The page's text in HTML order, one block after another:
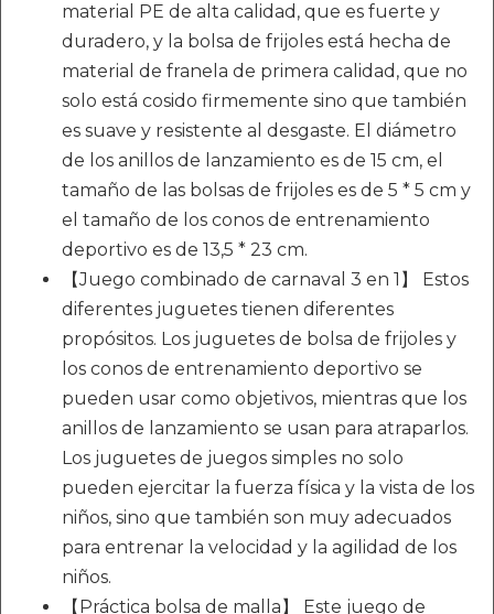
material PE de alta calidad, que es fuerte y
duradero, y la bolsa de frijoles está hecha de
material de franela de primera calidad, que no
solo está cosido firmemente sino que también
es suave y resistente al desgaste. El diámetro
de los anillos de lanzamiento es de 15 cm, el
tamaño de las bolsas de frijoles es de 5 * 5 cm y
el tamaño de los conos de entrenamiento
deportivo es de 13,5 * 23 cm.
【Juego combinado de carnaval 3 en 1】 Estos
diferentes juguetes tienen diferentes
propósitos. Los juguetes de bolsa de frijoles y
los conos de entrenamiento deportivo se
pueden usar como objetivos, mientras que los
anillos de lanzamiento se usan para atraparlos.
Los juguetes de juegos simples no solo
pueden ejercitar la fuerza física y la vista de los
niños, sino que también son muy adecuados
para entrenar la velocidad y la agilidad de los
niños.
【Práctica bolsa de malla】 Este juego de